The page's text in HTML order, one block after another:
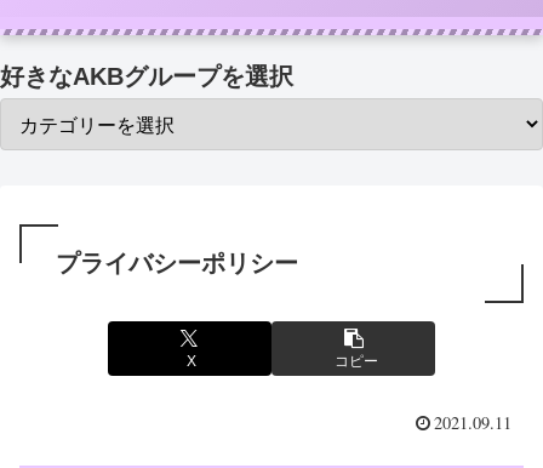
好きなAKBグループを選択
プライバシーポリシー
X コピー
2021.09.11